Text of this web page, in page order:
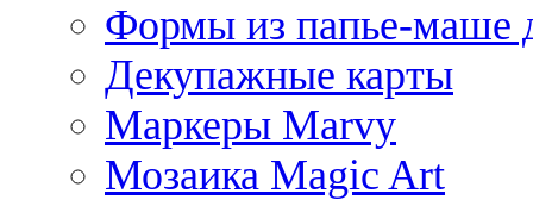
Формы из папье-маше
Декупажные карты
Маркеры Marvy
Мозаика Magic Art